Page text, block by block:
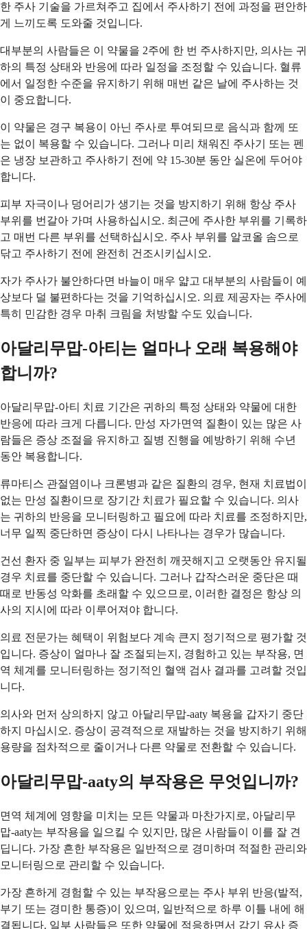
한 주사 기술을 가르쳐주고 집에서 주사하기 전에 과정을 편안하
게 느끼도록 도와줄 것입니다.
대부분의 사람들은 이 약물을 2주에 한 번 주사하지만, 의사는 귀
하의 특정 상태와 반응에 따라 일정을 조정할 수 있습니다. 혈류
에서 일정한 수준을 유지하기 위해 매번 같은 날에 주사하는 것
이 중요합니다.
이 약물은 경구 복용이 아닌 주사로 투여되므로 음식과 함께 또
는 없이 복용할 수 있습니다. 그러나 미리 채워진 주사기 또는 펜
은 냉장 보관하고 주사하기 전에 약 15-30분 동안 실온에 두어야
합니다.
피부 자극이나 덩어리가 생기는 것을 방지하기 위해 항상 주사
부위를 번갈아 가며 사용하십시오. 최근에 주사한 부위를 기록하
고 매번 다른 부위를 선택하십시오. 주사 부위를 알코올 솜으로
닦고 주사하기 전에 완전히 건조시키십시오.
자가 주사가 불안하다면 바늘이 매우 얇고 대부분의 사람들이 예
상보다 덜 불편하다는 것을 기억하십시오. 의료 제공자는 주사에
특히 민감한 경우 마취 크림을 처방할 수도 있습니다.
아달리무맙-아티는 얼마나 오래 복용해야
합니까?
아달리무맙-아티 치료 기간은 귀하의 특정 상태와 약물에 대한
반응에 따라 크게 다릅니다. 만성 자가면역 질환이 있는 많은 사
람들은 증상 조절을 유지하고 질병 진행을 예방하기 위해 수년
동안 복용합니다.
류마티스 관절염이나 크론병과 같은 질환의 경우, 현재 치료법이
없는 만성 질환이므로 장기간 치료가 필요할 수 있습니다. 의사
는 귀하의 반응을 모니터링하고 필요에 따라 치료를 조정하지만,
너무 일찍 중단하면 증상이 다시 나타나는 경우가 많습니다.
건선 환자 중 일부는 피부가 완전히 깨끗해지고 오랫동안 유지될
경우 치료를 중단할 수 있습니다. 그러나 갑작스러운 중단은 때
때로 반동성 악화를 초래할 수 있으므로, 이러한 결정은 항상 의
사의 지시에 따라 이루어져야 합니다.
의료 전문가는 혜택이 위험보다 계속 큰지 정기적으로 평가할 것
입니다. 증상이 얼마나 잘 조절되는지, 경험하고 있는 부작용, 면
역 체계를 모니터링하는 정기적인 혈액 검사 결과를 고려할 것입
니다.
의사와 먼저 상의하지 않고 아달리무맙-aaty 복용을 갑자기 중단
하지 마십시오. 증상이 공격적으로 재발하는 것을 방지하기 위해
용량을 점차적으로 줄이거나 다른 약물로 전환할 수 있습니다.
아달리무맙-aaty의 부작용은 무엇입니까?
면역 체계에 영향을 미치는 모든 약물과 마찬가지로, 아달리무
맙-aaty는 부작용을 일으킬 수 있지만, 많은 사람들이 이를 잘 견
딥니다. 가장 흔한 부작용은 일반적으로 경미하며 적절한 관리와
모니터링으로 관리할 수 있습니다.
가장 흔하게 경험할 수 있는 부작용으로는 주사 부위 반응(발적,
부기 또는 경미한 통증)이 있으며, 일반적으로 하루 이틀 내에 해
결됩니다. 일부 사람들은 또한 약물에 적응하면서 감기 유사 증